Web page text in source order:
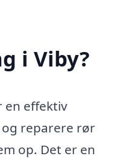
i Viby?
en effektiv
reparere rør
op. Det er en